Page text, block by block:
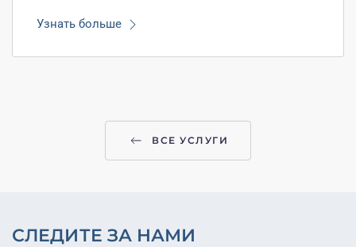
Узнать больше
ВСЕ УСЛУГИ
СЛЕДИТЕ ЗА НАМИ